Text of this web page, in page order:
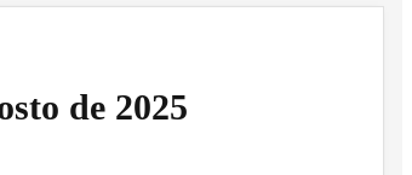
de 2025